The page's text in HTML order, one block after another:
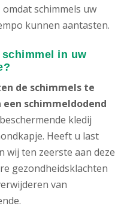
schimmels uw
kunnen aantasten.
in uw
de schimmels te
schimmeldodend
kledij
Heeft u last
wij ten zeerste aan deze
gezondheidsklachten
van